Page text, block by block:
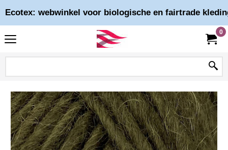
Ecotex: webwinkel voor biologische en fairtrade
0